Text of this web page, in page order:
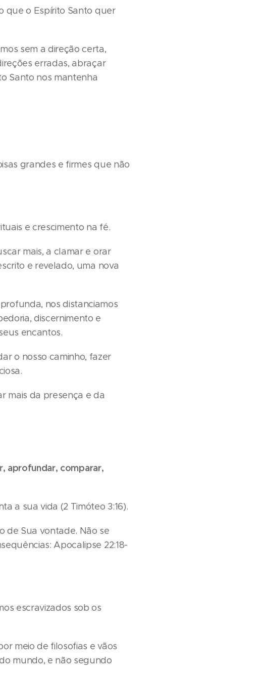
que o Espírito Santo quer
sem a direção certa,
erradas, abraçar
Santo nos mantenha
grandes e firmes que não
e crescimento na fé.
mais, a clamar e orar
e revelado, uma nova
nos distanciamos
discernimento e
encantos.
o nosso caminho, fazer
mais da presença e da
aprofundar, comparar,
a sua vida (2 Timóteo 3:16).
de Sua vontade. Não se
Apocalipse 22:18-
escravizados sob os
meio de filosofias e vãos
mundo, e não segundo